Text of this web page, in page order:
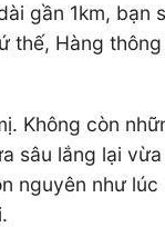
gần 1km,
Hàng
Không còn
sâu lắng lại
nguyên như